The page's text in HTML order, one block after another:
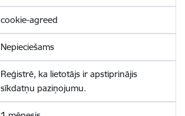
cookie-agreed
Nepieciešams
Reģistrē, ka lietotājs ir apstiprinājis
sīkdatņu paziņojumu.